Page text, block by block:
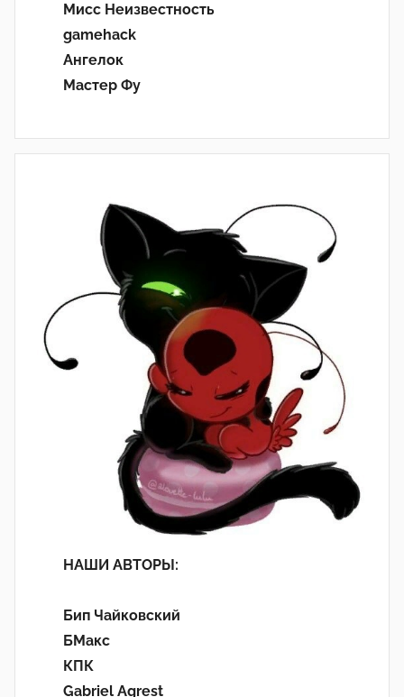
Мисс Неизвестность
gamehack
Ангелок
Мастер Фу
НАШИ АВТОРЫ:
Бип Чайковский
БМакс
КПК
Gabriel Agrest